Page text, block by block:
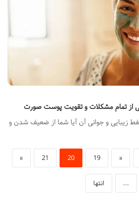
از تمام مشکلات و تقویت پوست صورت
زیبایی و جوانی آن آیا شما از ضعیف شدن و
«
19
20
21
»
... انتها